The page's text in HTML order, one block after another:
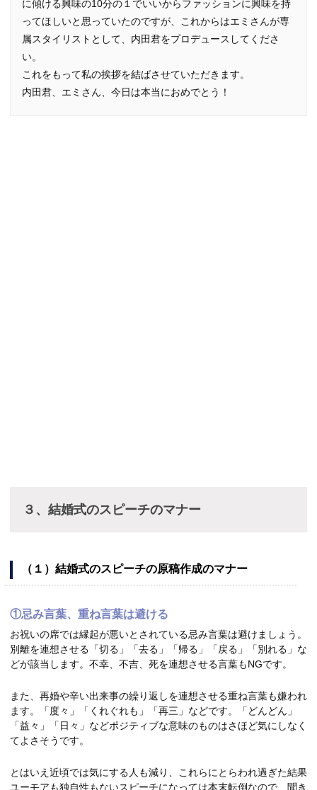
に傾ける興味の10分の１でいいからファッションに興味を持
ってほしいと思っていたのですが、これからはエミさんが専
属スタイリストとして、内田君をプロデュースしてくださ
い。
これをもって私の挨拶を結ばさせていただきます。
内田君、エミさん、今日は本当におめでとう！
３、結婚式のスピーチのマナー
（１）結婚式のスピーチの原稿作成のマナー
①忌み言葉、重ね言葉は避ける
お祝いの席では縁起が悪いとされている忌み言葉は避けましょう。
別離を連想させる「切る」「去る」「帰る」「戻る」「別れる」な
どが該当します。不幸、不吉、死を連想させる言葉もNGです。
また、再婚や辛い出来事の繰り返しを連想させる重ね言葉も嫌われ
ます。「度々」「くれぐれも」「再三」などです。「どんどん」
「益々」「日々」などポジティブな意味のものはさほど気にしなく
てよさそうです。
とはいえ近頃では気にする人も減り、これらにとらわれ過ぎた結果
ユーモアも独自性もないスピーチになっては本末転倒なので、聞き